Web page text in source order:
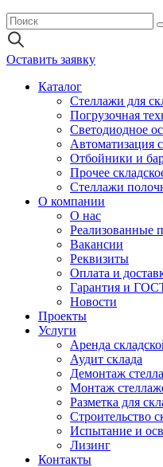
Оставить заявку
Каталог
Стеллажи для
Погрузочная
Светодиодное
Автоматизация
Отбойники и
Прочее
Стеллажи
О компании
О нас
Реализованные
Вакансии
Реквизиты
Оплата и
Гарантия и
Новости
Проекты
Услуги
Аренда
Аудит склада
Демонтаж
Монтаж
Разметка для
Строительство
Испытание и
Лизинг
Контакты